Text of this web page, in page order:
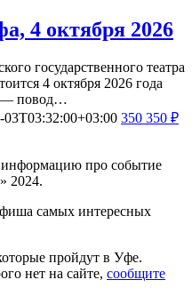
4 октября 2026
государственного театра
4 октября 2026 года
— повод…
03T03:32:00+03:00 350 350 ₽
про событие
2024.
самых интересных
пройдут в Уфе.
нет на сайте, сообщите